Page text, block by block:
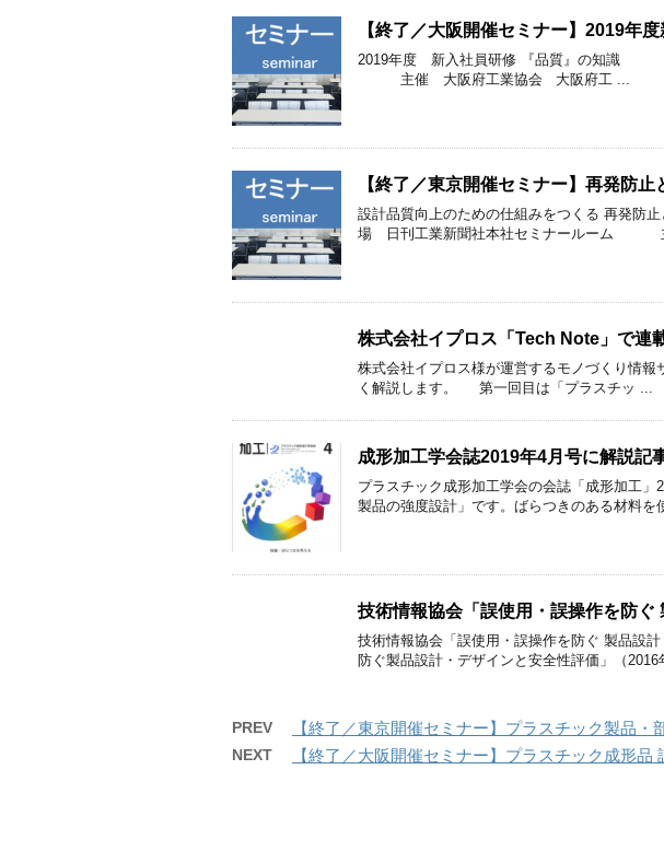
【終了／大阪開催セミナー】2019年
2019年度 新入社員研修 『品質』の知
主催 大阪府工業協会 大阪府工 ...
【終了／東京開催セミナー】再発防
設計品質向上のための仕組みをつくる
場 日刊工業新聞社本社セミナールーム
株式会社イプロス「Tech Note」で連
株式会社イプロス様が運営するモノづくり情
く解説します。 第一回目は「プラスチッ ...
成形加工学会誌2019年4月号に解説記
プラスチック成形加工学会の会誌「成形加工
製品の強度設計」です。ばらつきのある材料
技術情報協会「誤使用・誤操作を防ぐ
技術情報協会「誤使用・誤操作を防ぐ 製品設
防ぐ製品設計・デザインと安全性評価」（
PREV 【終了／東京開催セミナー】プラスチック製品
NEXT 【終了／大阪開催セミナー】プラスチック成形品